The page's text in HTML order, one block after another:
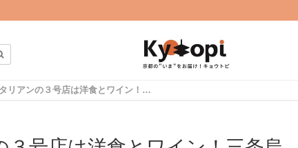
人気イタリアンの３号店は洋食とワイン！三条烏丸にオープン「Ao」